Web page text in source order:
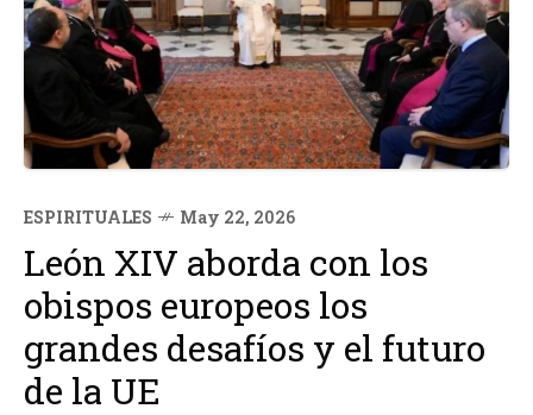
ESPIRITUALES May 22, 2026
León XIV aborda con los
obispos europeos los
grandes desafíos y el futuro
de la UE